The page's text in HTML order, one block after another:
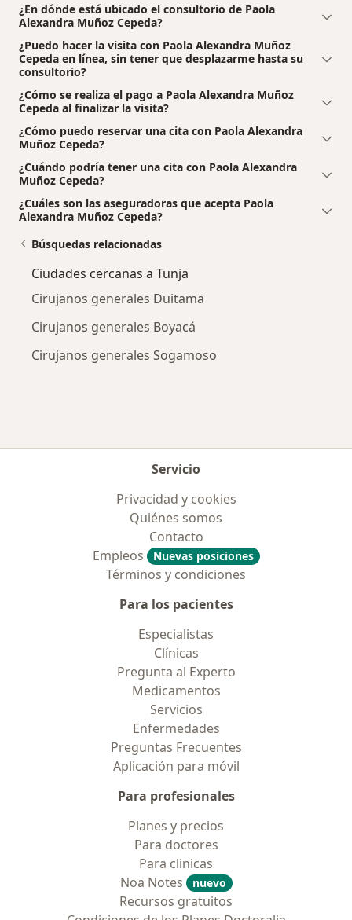
¿En dónde está ubicado el consultorio de Paola
Alexandra Muñoz Cepeda?
¿Puedo hacer la visita con Paola Alexandra Muñoz
Cepeda en línea, sin tener que desplazarme hasta su
consultorio?
¿Cómo se realiza el pago a Paola Alexandra Muñoz
Cepeda al finalizar la visita?
¿Cómo puedo reservar una cita con Paola Alexandra
Muñoz Cepeda?
¿Cuándo podría tener una cita con Paola Alexandra
Muñoz Cepeda?
¿Cuáles son las aseguradoras que acepta Paola
Alexandra Muñoz Cepeda?
Búsquedas relacionadas
Ciudades cercanas a Tunja
Cirujanos generales Duitama
Cirujanos generales Boyacá
Cirujanos generales Sogamoso
Servicio
Privacidad y cookies
Quiénes somos
Contacto
Empleos
Nuevas posiciones
Términos y condiciones
Para los pacientes
Especialistas
Clínicas
Pregunta al Experto
Medicamentos
Servicios
Enfermedades
Preguntas Frecuentes
Aplicación para móvil
Para profesionales
Planes y precios
Para doctores
Para clinicas
Noa Notes
nuevo
Recursos gratuitos